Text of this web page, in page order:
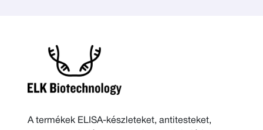
A termékek ELISA-készleteket, antitesteket,